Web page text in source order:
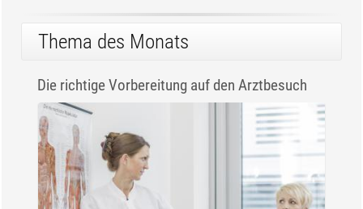
Thema des Monats
Die richtige Vorbereitung auf den Arztbesuch